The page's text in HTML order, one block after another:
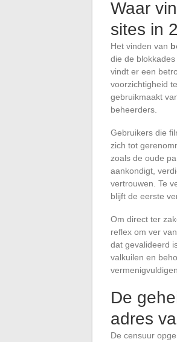
Waar
sites in
Het vinden van
die de
vindt er een
voorzichtigheid
gebruikmaakt
beheerders.
Gebruikers die
zich tot
zoals de oude
aankondigt,
vertrouwen. Te
blijft de eerste
Om direct ter
reflex om ver
dat gevalideerd
valkuilen en
vermenigvuldigen.
De
adres
De censuur